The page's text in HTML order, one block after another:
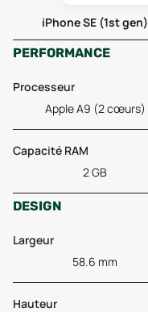
iPhone SE (1st gen)
PERFORMANCE
Processeur
Apple A9 (2 cœurs)
Capacité RAM
2 GB
DESIGN
Largeur
58.6 mm
Hauteur